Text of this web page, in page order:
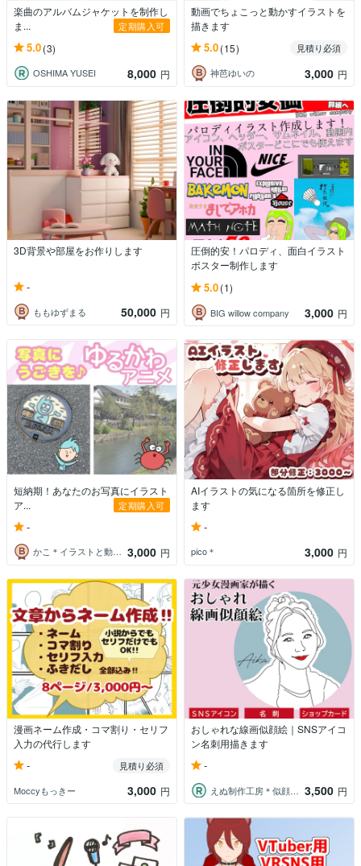
楽曲のアルバムジャケットを制作し
ま...
定期購入可
5.0(3)
OSHIMA YUSEI 8,000 円
動画でちょこっと動かすイラストを
描きます
5.0(15)
見積り必須
神芭ゆいの
3,000 円
3D背景や部屋をお作りします
-
ももゆずまる 50,000 円
圧倒的安！パロディ、面白イラスト
ポスター制作します
5.0(1)
BIG willow company 3,000 円
短納期！あなたのお写真にイラスト
ア...
定期購入可
-
かこ＊イラストと動画編集 3,000 円
AIイラストの気になる箇所を修正し
ます
-
pico＊ 3,000 円
漫画ネーム作成・コマ割り・セリフ
入力の代行します
-
見積り必須
Moccyもっきー
3,000 円
おしゃれな線画似顔絵｜SNSアイコ
ン名刺用描きます
-
えぬ制作工房＊似顔絵・スポーツロゴ 3,500 円